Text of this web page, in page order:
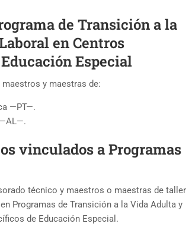
de Transición a la
en Centros
Especial
y maestras de:
—PT—.
vinculados a Programas
técnico y maestros o maestras de taller
Programas de Transición a la Vida Adulta y
de Educación Especial.